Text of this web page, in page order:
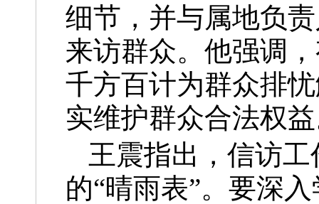
细节，并与属地负
来访群众。他强调
千方百计为群众排
实维护群众合法权
王震指出，信访
的“晴雨表”。要深